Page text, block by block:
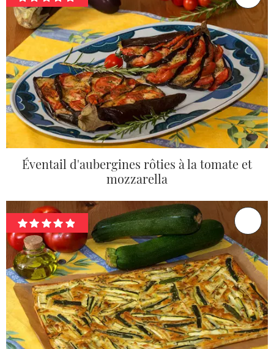
Éventail d'aubergines rôties à la tomate et
mozzarella